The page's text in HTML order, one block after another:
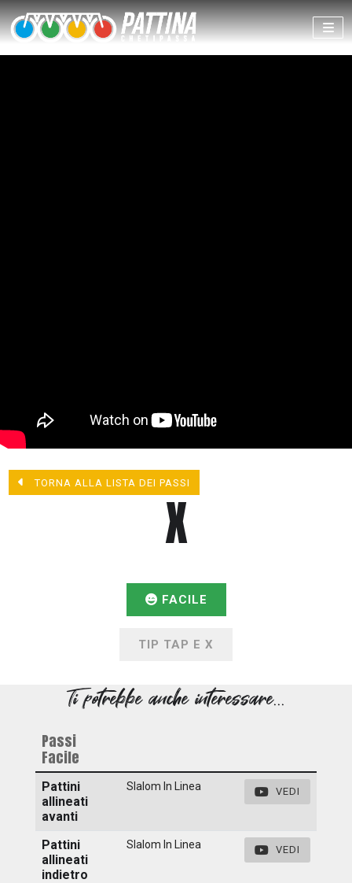
TORNA ALLA LISTA DEI PASSI
X
FACILE
TIP TAP E X
Ti potrebbe anche interessare...
Passi
Facile
Pattini
allineati
avanti
Slalom In Linea VEDI
Pattini
allineati
indietro
Slalom In Linea VEDI